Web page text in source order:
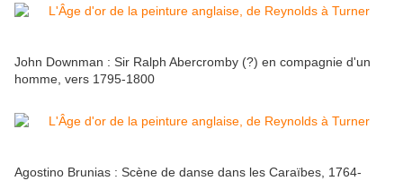
John Downman : Sir Ralph Abercromby (?) en compagnie d'un
homme, vers 1795-1800
Agostino Brunias : Scène de danse dans les Caraïbes, 1764-